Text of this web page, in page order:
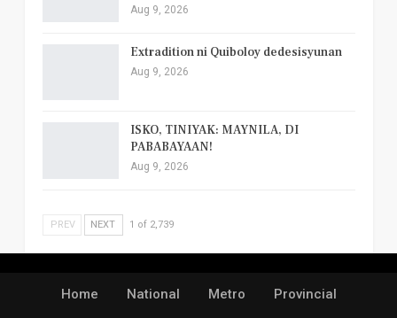
Aug 9, 2026
Extradition ni Quiboloy dedesisyunan
Aug 9, 2026
ISKO, TINIYAK: MAYNILA, DI
PABABAYAAN!
Aug 9, 2026
PREV NEXT 1 of 2,739
Home National Metro Provincial